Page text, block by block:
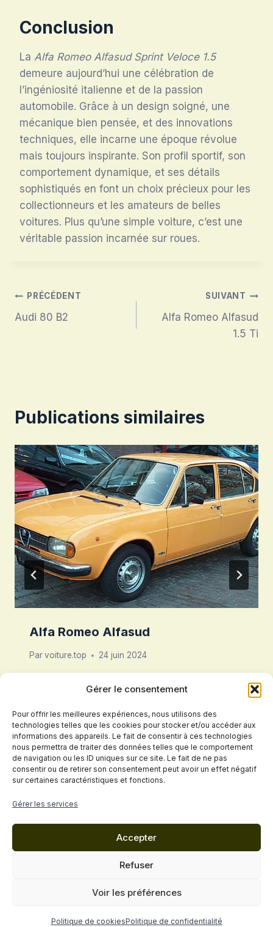
Gérer le consentement
Pour offrir les meilleures expériences, nous utilisons des
technologies telles que les cookies pour stocker et/ou accéder aux
informations des appareils. Le fait de consentir à ces technologies
nous permettra de traiter des données telles que le comportement
de navigation ou les ID uniques sur ce site. Le fait de ne pas
consentir ou de retirer son consentement peut avoir un effet négatif
sur certaines caractéristiques et fonctions.
Gérer les services
Accepter
Refuser
Voir les préférences
Politique de cookiesPolitique de confidentialité
Conclusion
La Alfa Romeo Alfasud Sprint Veloce 1.5
demeure aujourd’hui une célébration de
l’ingéniosité italienne et de la passion
automobile. Grâce à un design soigné, une
mécanique bien pensée, et des innovations
techniques, elle incarne une époque révolue
mais toujours inspirante. Son profil sportif, son
comportement dynamique, et ses détails
sophistiqués en font un choix précieux pour les
collectionneurs et les amateurs de belles
voitures. Plus qu’une simple voiture, c’est une
véritable passion incarnée sur roues.
Navigation
de
PRÉCÉDENT
Audi 80 B2
SUIVANT
Alfa Romeo Alfasud
1.5 Ti
Publications similaires
Alfa Romeo Alfasud
Parvoiture.top 24 juin 2024
Mentions légales
Cookies
Kadence WP